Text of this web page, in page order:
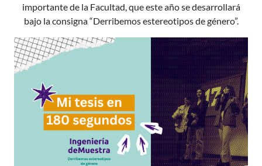
importante de la Facultad, que este año se desarrollará
bajo la consigna “Derribemos estereotipos de género”.